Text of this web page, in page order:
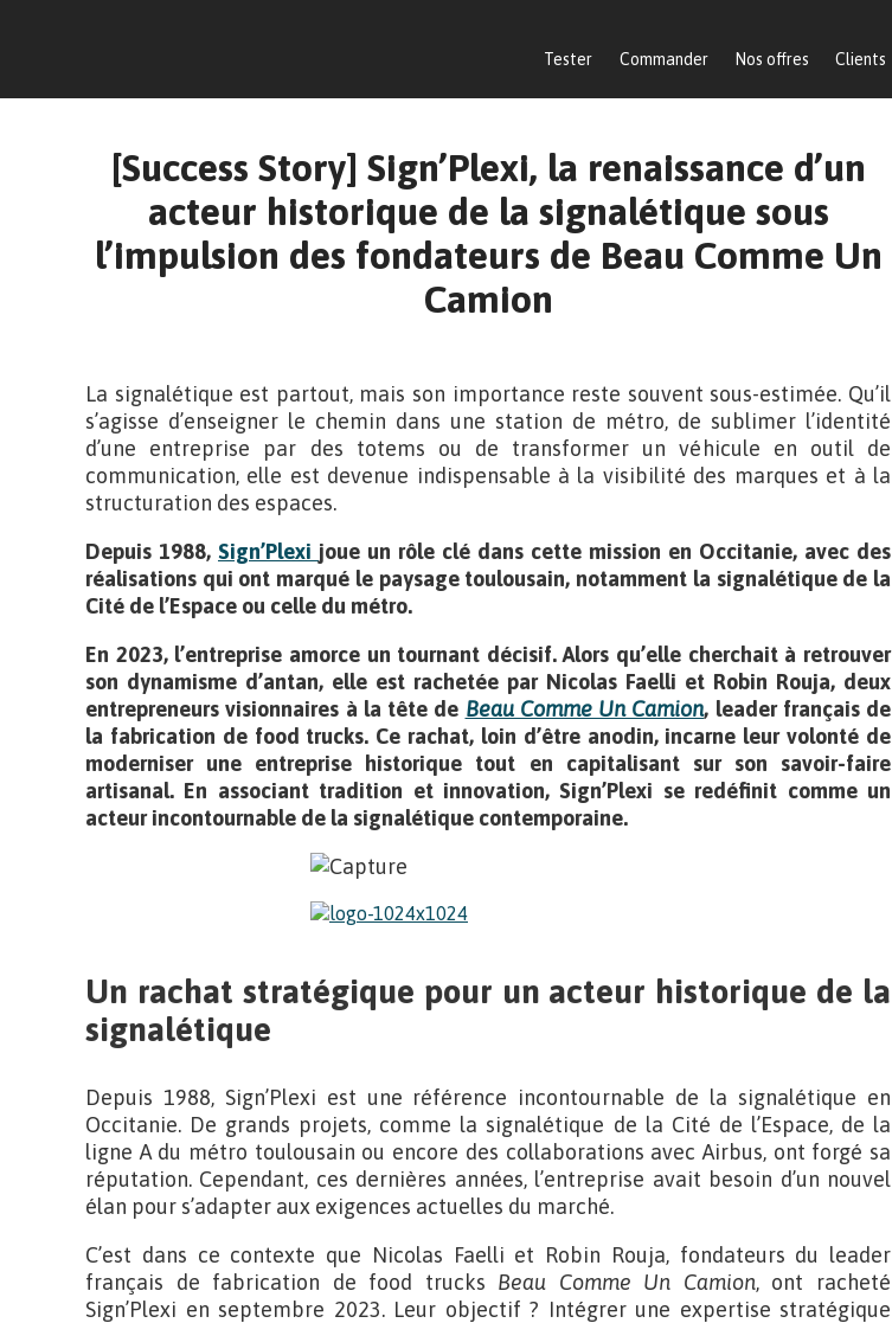
Tester Commander Nos offres Clients
[Success Story] Sign’Plexi, la renaissance d’un
acteur historique de la signalétique sous
l’impulsion des fondateurs de Beau Comme Un
Camion
La signalétique est partout, mais son importance reste souvent sous-estimée. Qu’il
s’agisse d’enseigner le chemin dans une station de métro, de sublimer l’identité
d’une entreprise par des totems ou de transformer un véhicule en outil de
communication, elle est devenue indispensable à la visibilité des marques et à la
structuration des espaces.
Depuis 1988, Sign’Plexi joue un rôle clé dans cette mission en Occitanie, avec des
réalisations qui ont marqué le paysage toulousain, notamment la signalétique de la
Cité de l’Espace ou celle du métro.
En 2023, l’entreprise amorce un tournant décisif. Alors qu’elle cherchait à retrouver
son dynamisme d’antan, elle est rachetée par Nicolas Faelli et Robin Rouja, deux
entrepreneurs visionnaires à la tête de Beau Comme Un Camion, leader français de
la fabrication de food trucks. Ce rachat, loin d’être anodin, incarne leur volonté de
moderniser une entreprise historique tout en capitalisant sur son savoir-faire
artisanal. En associant tradition et innovation, Sign’Plexi se redéfinit comme un
acteur incontournable de la signalétique contemporaine.
Un rachat stratégique pour un acteur historique de la
signalétique
Depuis 1988, Sign’Plexi est une référence incontournable de la signalétique en
Occitanie. De grands projets, comme la signalétique de la Cité de l’Espace, de la
ligne A du métro toulousain ou encore des collaborations avec Airbus, ont forgé sa
réputation. Cependant, ces dernières années, l’entreprise avait besoin d’un nouvel
élan pour s’adapter aux exigences actuelles du marché.
C’est dans ce contexte que Nicolas Faelli et Robin Rouja, fondateurs du leader
français de fabrication de food trucks Beau Comme Un Camion, ont racheté
Sign’Plexi en septembre 2023. Leur objectif ? Intégrer une expertise stratégique